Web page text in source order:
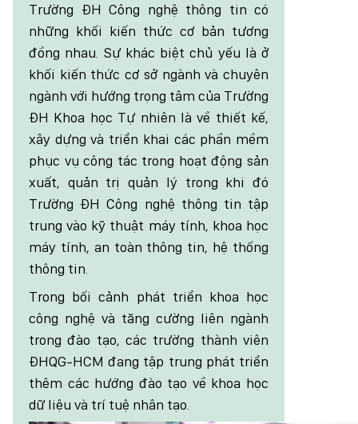
Trường ĐH Công nghệ thông tin có
những khối kiến thức cơ bản tương
đồng nhau. Sự khác biệt chủ yếu là ở
khối kiến thức cơ sở ngành và chuyên
ngành với hướng trọng tâm của Trường
ĐH Khoa học Tự nhiên là về thiết kế,
xây dựng và triển khai các phần mềm
phục vụ công tác trong hoạt động sản
xuất, quản trị quản lý trong khi đó
Trường ĐH Công nghệ thông tin tập
trung vào kỹ thuật máy tính, khoa học
máy tính, an toàn thông tin, hệ thống
thông tin.
Trong bối cảnh phát triển khoa học
công nghệ và tăng cường liên ngành
trong đào tạo, các trường thành viên
ĐHQG-HCM đang tập trung phát triển
thêm các hướng đào tạo về khoa học
dữ liệu và trí tuệ nhân tạo.